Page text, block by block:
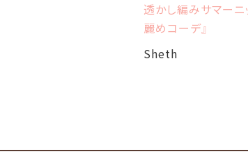
透かし編みサマーニ
麗めコーデ』
Sheth